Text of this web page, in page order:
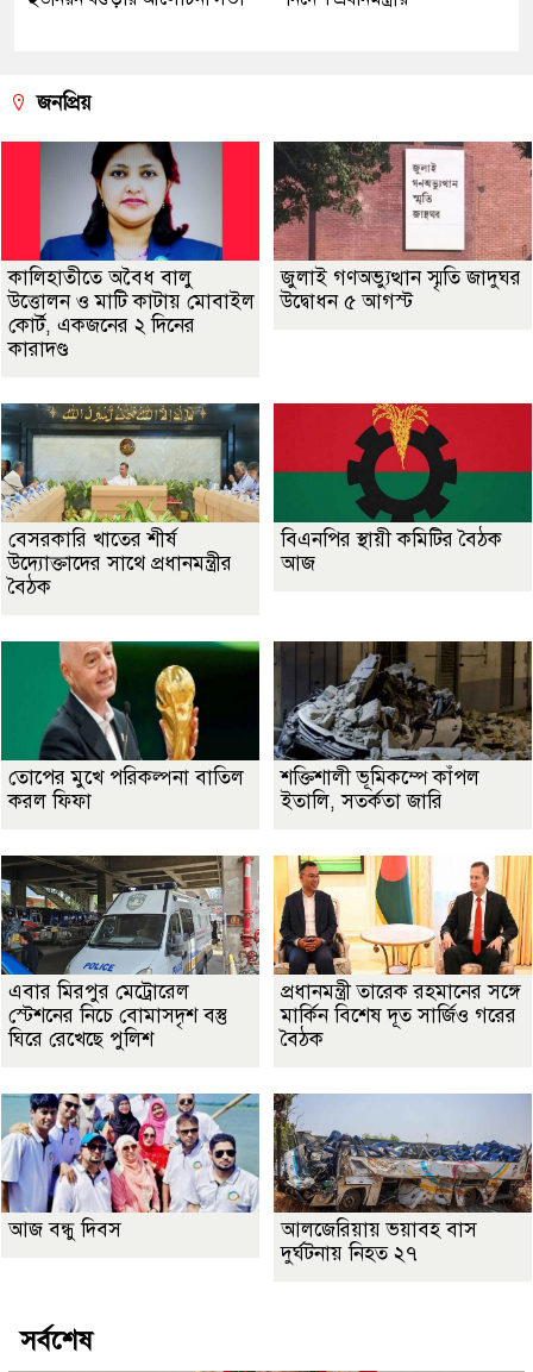
জনপ্রিয়
কালিহাতীতে অবৈধ বালু
উত্তোলন ও মাটি কাটায় মোবাইল
কোর্ট, একজনের ২ দিনের
কারাদণ্ড
জুলাই গণঅভ্যুত্থান স্মৃতি জাদুঘর
উদ্বোধন ৫ আগস্ট
বেসরকারি খাতের শীর্ষ
উদ্যোক্তাদের সাথে প্রধানমন্ত্রীর
বৈঠক
বিএনপির স্থায়ী কমিটির বৈঠক
আজ
তোপের মুখে পরিকল্পনা বাতিল
করল ফিফা
শক্তিশালী ভূমিকম্পে কাঁপল
ইতালি, সতর্কতা জারি
এবার মিরপুর মেট্রোরেল
স্টেশনের নিচে বোমাসদৃশ বস্তু
ঘিরে রেখেছে পুলিশ
প্রধানমন্ত্রী তারেক রহমানের সঙ্গে
মার্কিন বিশেষ দূত সার্জিও গরের
বৈঠক
আজ বন্ধু দিবস
আলজেরিয়ায় ভয়াবহ বাস
দুর্ঘটনায় নিহত ২৭
সর্বশেষ